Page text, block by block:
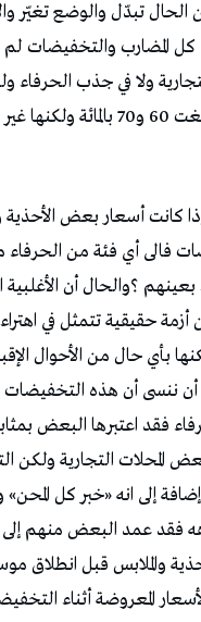
الحال تبدّل والوضع تغيّر
المضارب والتخفيضات لم
ولا في جذب الحرفاء
عن تخفيضات بلغت 60 و70
فالى أي فئة من
؟والحال أن الأغلبية
حقيقية تتمثل في
بأي حال من الأحوال
ننسى أن هذه
فقد اعتبرها البعض
المحلات التجارية ولكن
إلى انه «خبر كل
فقد عمد البعض منهم
والملابس قبل انطلاق
المعروضة أثناء